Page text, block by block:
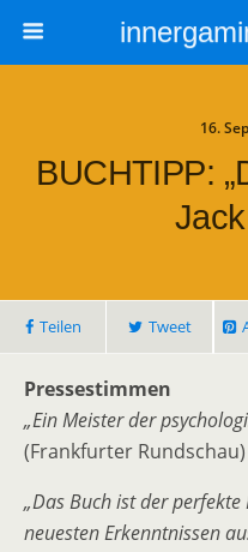
16.
BUCHTIPP:
Teilen Tweet
Pressestimmen
„Ein Meister der
(Frankfurter Rundschau)
„Das Buch ist der
neuesten Erkenntnissen